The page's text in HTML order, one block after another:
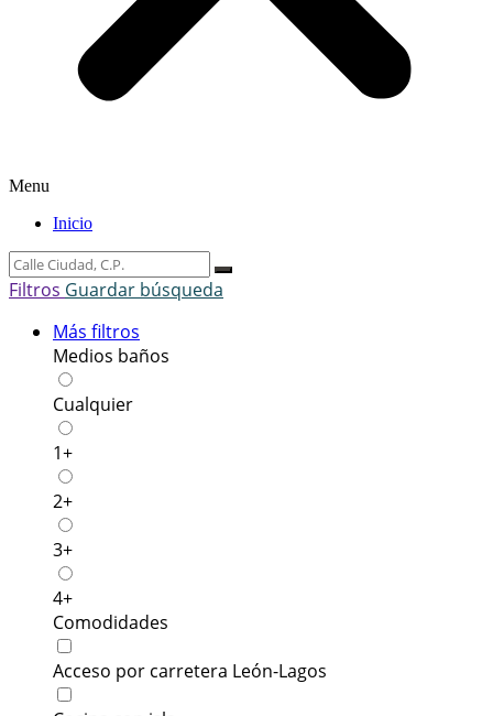
Menu
Inicio
Filtros Guardar búsqueda
Más filtros
Medios baños
Cualquier
1+
2+
3+
4+
Comodidades
Acceso por carretera León-Lagos